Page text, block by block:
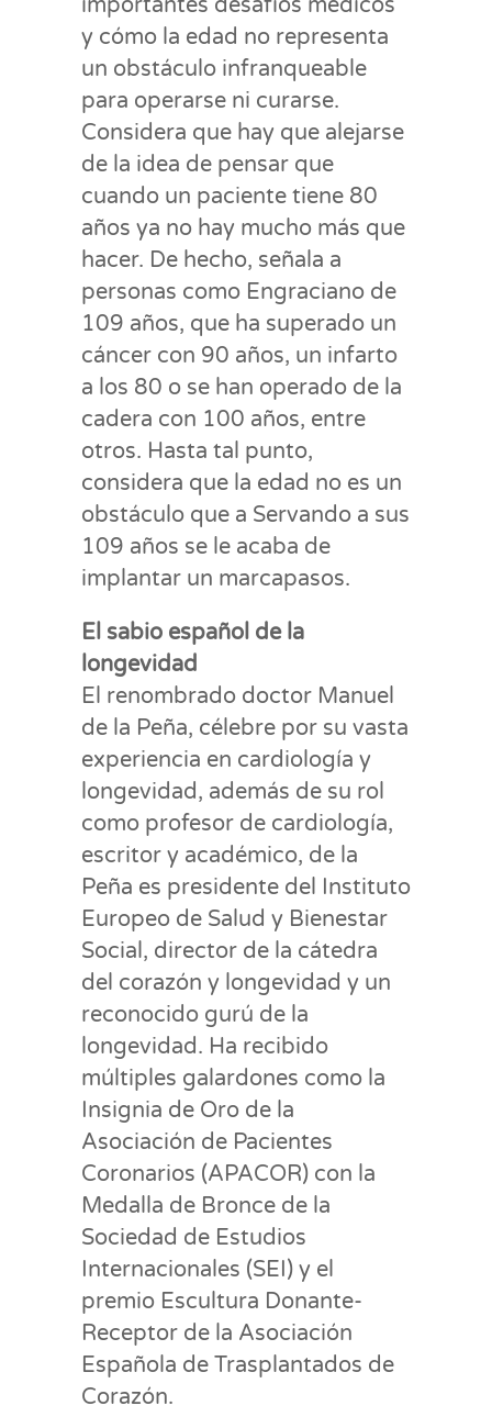
importantes desafíos médicos
y cómo la edad no representa
un obstáculo infranqueable
para operarse ni curarse.
Considera que hay que alejarse
de la idea de pensar que
cuando un paciente tiene 80
años ya no hay mucho más que
hacer. De hecho, señala a
personas como Engraciano de
109 años, que ha superado un
cáncer con 90 años, un infarto
a los 80 o se han operado de la
cadera con 100 años, entre
otros. Hasta tal punto,
considera que la edad no es un
obstáculo que a Servando a sus
109 años se le acaba de
implantar un marcapasos.
El sabio español de la
longevidad
El renombrado doctor Manuel
de la Peña, célebre por su vasta
experiencia en cardiología y
longevidad, además de su rol
como profesor de cardiología,
escritor y académico, de la
Peña es presidente del Instituto
Europeo de Salud y Bienestar
Social, director de la cátedra
del corazón y longevidad y un
reconocido gurú de la
longevidad. Ha recibido
múltiples galardones como la
Insignia de Oro de la
Asociación de Pacientes
Coronarios (APACOR) con la
Medalla de Bronce de la
Sociedad de Estudios
Internacionales (SEI) y el
premio Escultura Donante-
Receptor de la Asociación
Española de Trasplantados de
Corazón.